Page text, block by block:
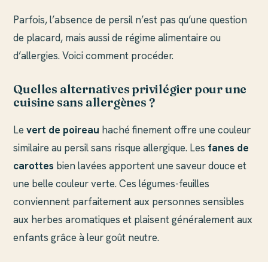
Parfois, l’absence de persil n’est pas qu’une question
de placard, mais aussi de régime alimentaire ou
d’allergies. Voici comment procéder.
Quelles alternatives privilégier pour une
cuisine sans allergènes ?
Levert de poireau haché finement offre une couleur
similaire au persil sans risque allergique. Les fanes de
carottes bien lavées apportent une saveur douce et
une belle couleur verte. Ces légumes-feuilles
conviennent parfaitement aux personnes sensibles
aux herbes aromatiques et plaisent généralement aux
enfants grâce à leur goût neutre.